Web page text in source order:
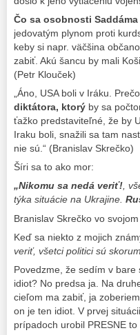
Čo sa osobnosti
jedovatým plynom proti
keby si napr. väčšina
zabiť. Akú šancu by mali
(Petr Klouček)
„Áno, USA boli v Iráku.
diktátora, ktorý by sa
ťažko predstaviteľné, že by
Iraku boli, snažili sa tam
nie sú.“ (Branislav Skrečko)
Šíri sa to ako mor:
„Nikomu sa nedá veriť!,
týka situácie na Ukrajine.
Branislav Skrečko vo
Keď sa niekto z mojich
veriť, všetci politici sú
Povedzme, že sedím v
idiot? No predsa ja. Na
cieľom ma zabiť, ja
on je ten idiot. V prvej
prípadoch urobil PRESNE